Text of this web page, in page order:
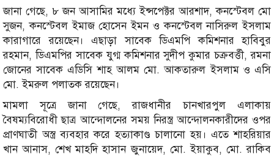
জানা গেছে, ৮ জন আসামির মধ্যে ইন্সপেক্টর আরশাদ, কনস্টেবল মো
সুজন, কনস্টেবল ইমাজ হোসেন ইমন ও কনস্টেবল নাসিরুল ইসলাম
কারাগারে রয়েছেন। এছাড়া সাবেক ডিএমপি কমিশনার হাবিবুর
রহমান, ডিএমপির সাবেক যুগ্ম কমিশনার সুদীপ কুমার চক্রবর্ত্তী, রমনা
জোনের সাবেক এডিসি শাহ আলম মো. আকতারুল ইসলাম ও এসি
মো. ইমরুল পলাতক রয়েছেন।
মামলা সূত্রে জানা গেছে, রাজধানীর চানখারপুল এলাকায়
বৈষম্যবিরোধী ছাত্র আন্দোলনের সময় নিরস্ত্র আন্দোলনকারীদের ওপর
প্রাণঘাতী অস্ত্র ব্যবহার করে হত্যাকাণ্ড চালানো হয়। এতে শাহরিয়ার
খান আনাস, শেখ মাহদি হাসান জুনায়েদ, মো. ইয়াকুব, মো. রাকিব